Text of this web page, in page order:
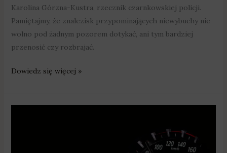
Karolina Górzna-Kustra, rzecznik czarnkowskiej policji.
Pamiętajmy, że znalezisk przypominających niewybuchy nie
wolno pod żadnym pozorem dotykać, ani tym bardziej
przenosić czy rozbrajać.
Dowiedz się więcej »